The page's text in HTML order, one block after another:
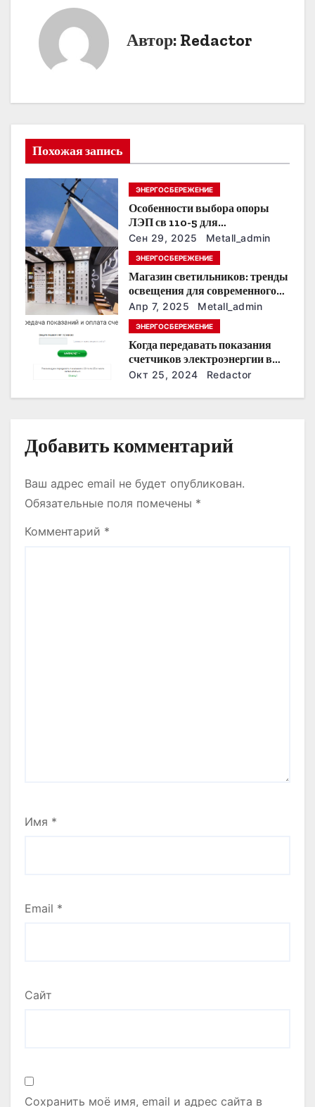
и
я
о
з
а
п
я
Автор: Redactor
Похожая запись
ЭНЕРГОСБЕРЕЖЕНИЕ
Особенности выбора опоры
ЛЭП св 110-5 для
строительства электросетей
Сен 29, 2025 Metall_admin
ЭНЕРГОСБЕРЕЖЕНИЕ
Магазин светильников: тренды
освещения для современного
интерьера
Апр 7, 2025 Metall_admin
ЭНЕРГОСБЕРЕЖЕНИЕ
Когда передавать показания
счетчиков электроэнергии в
Дзержинске?
Окт 25, 2024 Redactor
Добавить комментарий
Ваш адрес email не будет опубликован.
Обязательные поля помечены *
Комментарий *
Имя *
Email *
Сайт
Сохранить моё имя, email и адрес сайта в